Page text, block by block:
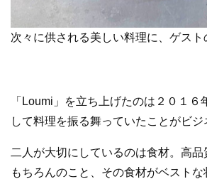
次々に供される美しい料理に、ゲスト
「Loumi」を立ち上げたのは２０１６
して料理を振る舞っていたことがビジ
二人が大切にしているのは食材。高
もちろんのこと、その食材がベスト